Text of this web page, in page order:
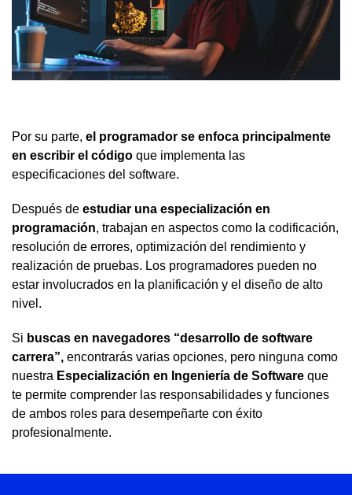
Por su parte, el programador se enfoca principalmente
en escribir el código que implementa las
especificaciones del software.
Después de estudiar una especialización en
programación, trabajan en aspectos como la codificación,
resolución de errores, optimización del rendimiento y
realización de pruebas. Los programadores pueden no
estar involucrados en la planificación y el diseño de alto
nivel.
Si buscas en navegadores “desarrollo de software
carrera”, encontrarás varias opciones, pero ninguna como
nuestra Especialización en Ingeniería de Software que
te permite comprender las responsabilidades y funciones
de ambos roles para desempeñarte con éxito
profesionalmente.